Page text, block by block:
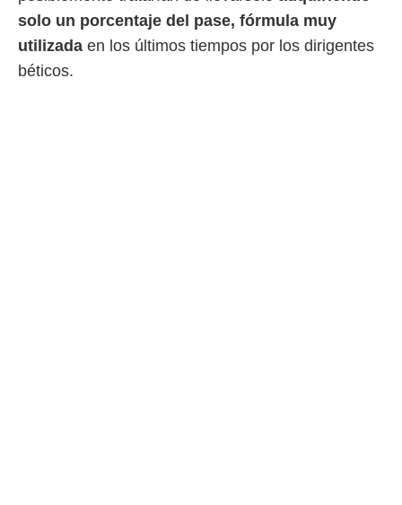
mediante
solo un porcentaje del pase, fórmula muy
utilizada en los últimos tiempos por los dirigentes
béticos.